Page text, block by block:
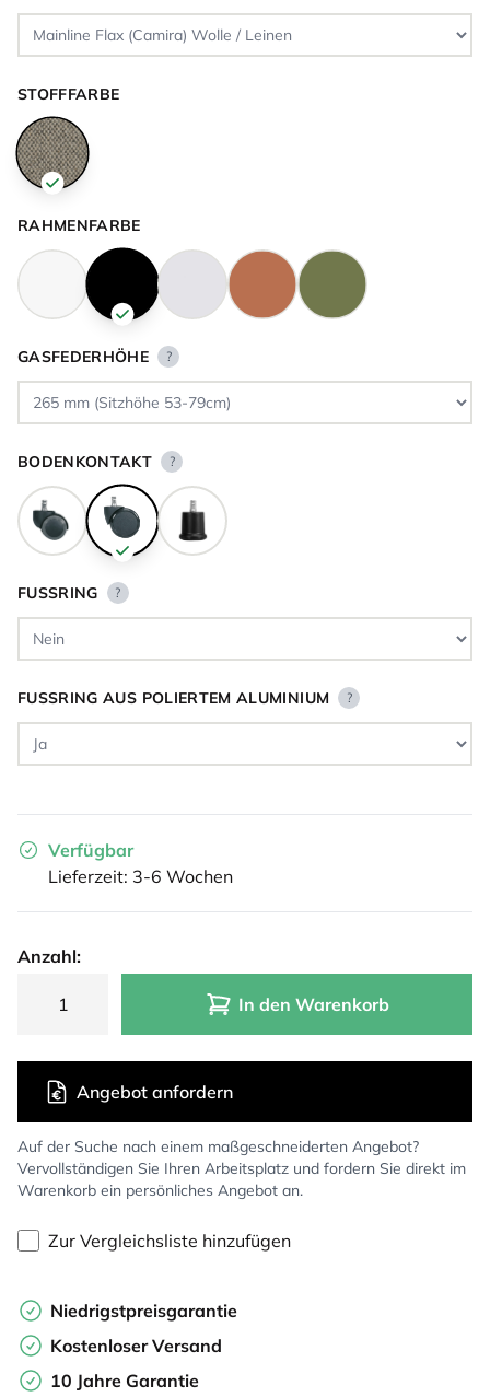
STOFFFARBE
RAHMENFARBE
GASFEDERHÖHE ?
BODENKONTAKT ?
FUSSRING ?
FUSSRING AUS POLIERTEM ALUMINIUM ?
Verfügbar
Lieferzeit: 3-6 Wochen
Anzahl:
In den Warenkorb
Auf der Suche nach einem maßgeschneiderten Angebot?
Vervollständigen Sie Ihren Arbeitsplatz und fordern Sie direkt im
Warenkorb ein persönliches Angebot an.
Angebot anfordern
Zur Vergleichsliste hinzufügen
Niedrigstpreisgarantie
Kostenloser Versand
10 Jahre Garantie